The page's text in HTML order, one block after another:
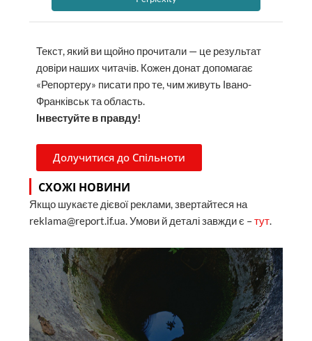
Текст, який ви щойно прочитали — це результат
довіри наших читачів. Кожен донат допомагає
«Репортеру» писати про те, чим живуть Івано-
Франківськ та область.
Інвестуйте в правду!
Долучитися до Спільноти
СХОЖІ НОВИНИ
Якщо шукаєте дієвої реклами, звертайтеся на
reklama@report.if.ua. Умови й деталі завжди є –тут.